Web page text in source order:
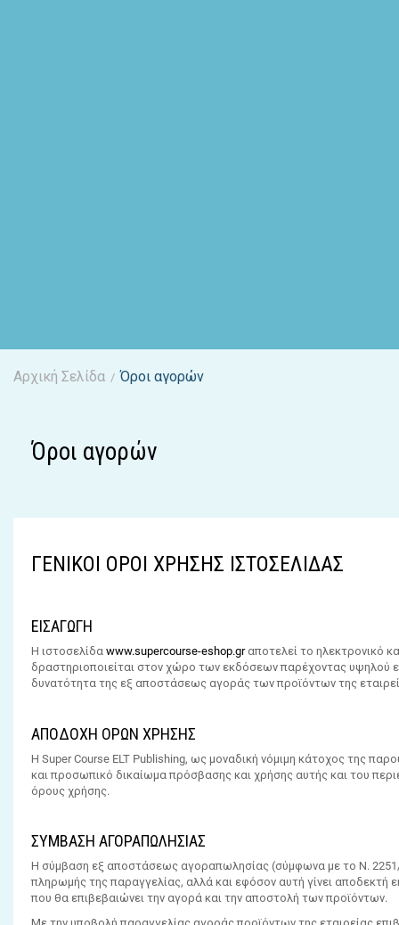
Αρχική Σελίδα / Όροι αγορών
Όροι αγορών
ΓΕΝΙΚΟΙ ΟΡΟΙ ΧΡΗΣΗΣ ΙΣΤΟΣΕΛΙΔΑΣ
ΕΙΣΑΓΩΓΗ
Η ιστοσελίδα www.supercourse-eshop.grαποτελεί το ηλεκτρονικό
δραστηριοποιείται στον χώρο των εκδόσεων παρέχοντας υψηλού
δυνατότητα της εξ αποστάσεως αγοράς των προϊόντων της
ΑΠΟΔΟΧΗ ΟΡΩΝ ΧΡΗΣΗΣ
Η Super Course ELT Publishing, ως μοναδική νόμιμη κάτοχος της
και προσωπικό δικαίωμα πρόσβασης και χρήσης αυτής και του
όρους χρήσης.
ΣΥΜΒΑΣΗ ΑΓΟΡΑΠΩΛΗΣΙΑΣ
Η σύμβαση εξ αποστάσεως αγοραπωλησίας (σύμφωνα με το Ν. 2251/
πληρωμής της παραγγελίας, αλλά και εφόσον αυτή γίνει αποδεκτή
που θα επιβεβαιώνει την αγορά και την αποστολή των προϊόντων.
Με την υποβολή παραγγελίας αγοράς προϊόντων της εταιρείας